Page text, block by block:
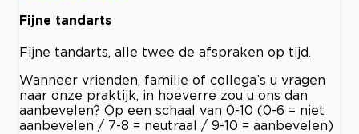
Fijne tandarts
Fijne tandarts, alle twee de afspraken op tijd.
Wanneer vrienden, familie of collega’s u vragen
naar onze praktijk, in hoeverre zou u ons dan
aanbevelen? Op een schaal van 0-10 (0-6 = niet
aanbevelen / 7-8 = neutraal / 9-10 = aanbevelen)